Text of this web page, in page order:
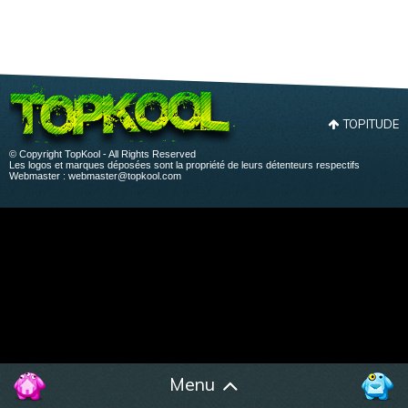
Menu
TOPITUDE
© Copyright TopKool - All Rights Reserved
Les logos et marques déposées sont la propriété de leurs détenteurs respectifs
Webmaster : webmaster@topkool.com